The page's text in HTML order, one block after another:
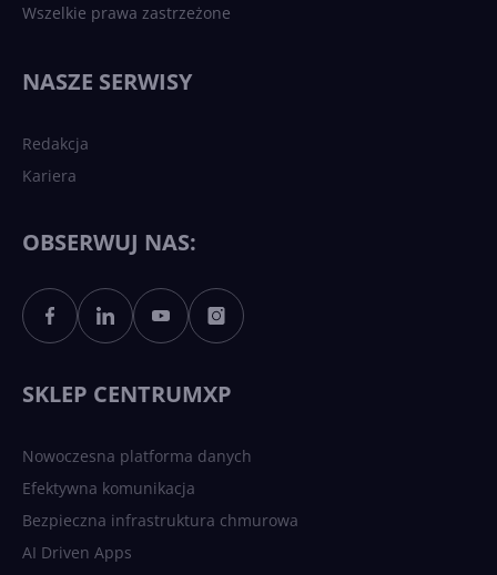
Sztuczna inteligencja po
polsku. Dość barier
Wszelkie prawa zastrzeżone
NASZE SERWISY
Redakcja
Kariera
OBSERWUJ NAS:
SKLEP CENTRUMXP
Nowoczesna platforma danych
Efektywna komunikacja
Bezpieczna infrastruktura chmurowa
AI Driven Apps